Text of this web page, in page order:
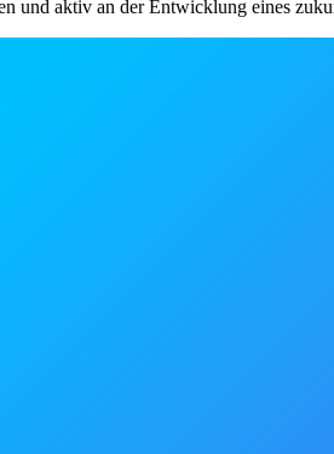
und aktiv an der Entwicklung eines